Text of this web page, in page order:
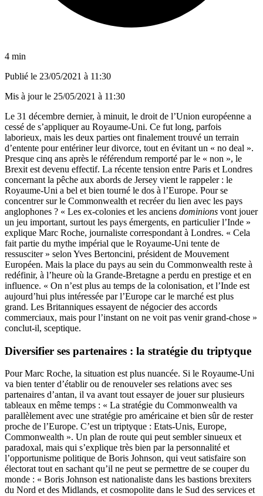
4 min
Publié le 23/05/2021 à 11:30
Mis à jour le 25/05/2021 à 11:30
Le 31 décembre dernier, à minuit, le droit de l’Union européenne a
cessé de s’appliquer au Royaume-Uni. Ce fut long, parfois
laborieux, mais les deux parties ont finalement trouvé un terrain
d’entente pour entériner leur divorce, tout en évitant un « no deal ».
Presque cinq ans après le référendum remporté par le « non », le
Brexit est devenu effectif. La récente tension entre Paris et Londres
concernant la pêche aux abords de Jersey vient le rappeler : le
Royaume-Uni a bel et bien tourné le dos à l’Europe. Pour se
concentrer sur le Commonwealth et recréer du lien avec les pays
anglophones ? « Les ex-colonies et les anciens dominions vont jouer
un jeu important, surtout les pays émergents, en particulier l’Inde »
explique Marc Roche, journaliste correspondant à Londres. « Cela
fait partie du mythe impérial que le Royaume-Uni tente de
ressusciter » selon Yves Bertoncini, président de Mouvement
Européen. Mais la place du pays au sein du Commonwealth reste à
redéfinir, à l’heure où la Grande-Bretagne a perdu en prestige et en
influence. « On n’est plus au temps de la colonisation, et l’Inde est
aujourd’hui plus intéressée par l’Europe car le marché est plus
grand. Les Britanniques essayent de négocier des accords
commerciaux, mais pour l’instant on ne voit pas venir grand-chose »
conclut-il, sceptique.
Diversifier ses partenaires : la stratégie du triptyque
Pour Marc Roche, la situation est plus nuancée. Si le Royaume-Uni
va bien tenter d’établir ou de renouveler ses relations avec ses
partenaires d’antan, il va avant tout essayer de jouer sur plusieurs
tableaux en même temps : « La stratégie du Commonwealth va
parallèlement avec une stratégie pro américaine et bien sûr de rester
proche de l’Europe. C’est un triptyque : Etats-Unis, Europe,
Commonwealth ». Un plan de route qui peut sembler sinueux et
paradoxal, mais qui s’explique très bien par la personnalité et
l’opportunisme politique de Boris Johnson, qui veut satisfaire son
électorat tout en sachant qu’il ne peut se permettre de se couper du
monde : « Boris Johnson est nationaliste dans les bastions brexiters
du Nord et des Midlands, et cosmopolite dans le Sud des services et